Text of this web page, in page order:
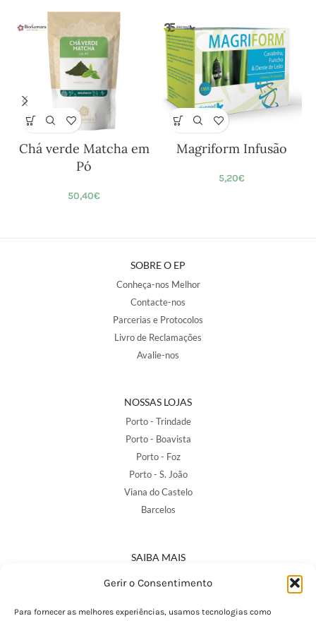
Gerir o Consentimento
Para fornecer as melhores experiências, usamos tecnologias como
Chá verde Matcha em
Pó
50,40€
Magriform Infusão
5,20€
SOBRE O EP
Conheça-nos Melhor
Contacte-nos
Parcerias e Protocolos
Livro de Reclamações
Avalie-nos
NOSSAS LOJAS
Porto - Trindade
Porto - Boavista
Porto - Foz
Porto - S. João
Viana do Castelo
Barcelos
SAIBA MAIS
Política de Privacidade
Termos e Condições